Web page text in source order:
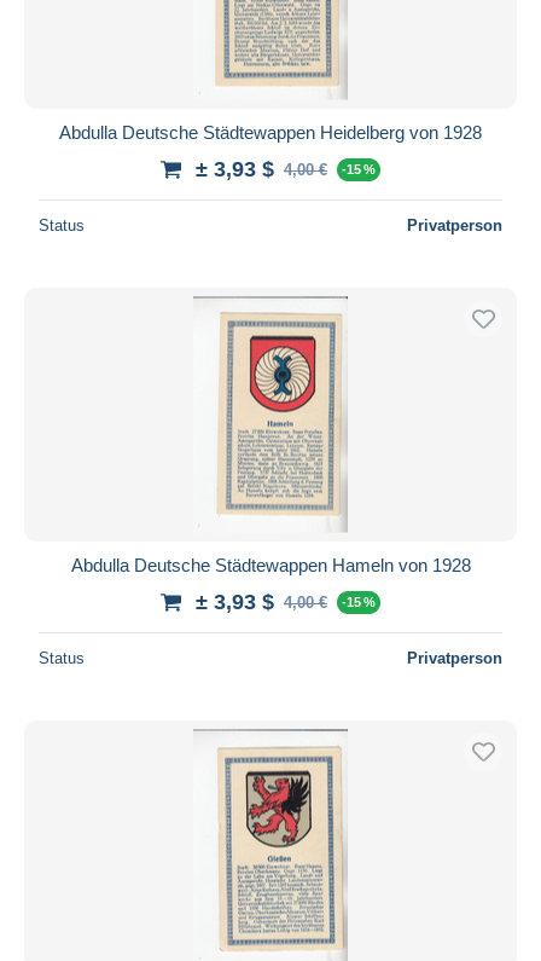
Abdulla Deutsche Städtewappen Heidelberg von 1928
± 3,93 $ 4,00 € -15 %
Status Privatperson
Abdulla Deutsche Städtewappen Hameln von 1928
± 3,93 $ 4,00 € -15 %
Status Privatperson